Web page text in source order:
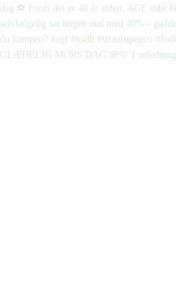
GLÆDELIG MORS DAG 🌸🩷 I anledning